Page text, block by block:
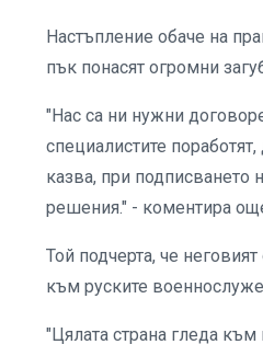
Настъпление обаче на
пък понасят огромни
"Нас са ни нужни
специалистите
казва, при
решения." - коментира
Той подчерта, че
към руските
"Цялата страна гледа към